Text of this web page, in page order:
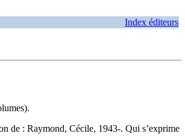
Index éditeurs
de : Raymond, Cécile, 1943-. Qui s’exprime